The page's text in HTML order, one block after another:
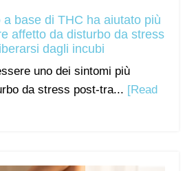
base di THC ha aiutato più
affetto da disturbo da stress
dagli incubi
uno dei sintomi più
da stress post-tra... [Read